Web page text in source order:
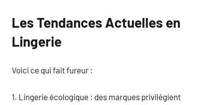
Les Tendances Actuelles en
Lingerie
Voici ce qui fait fureur :
1. Lingerie écologique : des marques privilégient